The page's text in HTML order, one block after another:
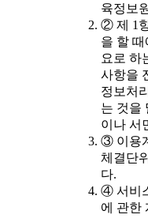
육정보
② 제 1
을 할
요로 하
사항을
정보처
는 것을
이나 서
③ 이용
체결단
다.
④ 서비
에 관한